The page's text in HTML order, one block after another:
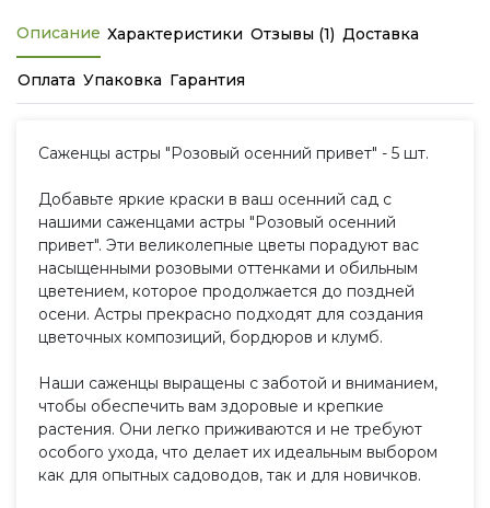
Описание Характеристики Отзывы (1) Доставка
Оплата Упаковка Гарантия
Саженцы астры "Розовый осенний привет" - 5 шт.
Добавьте яркие краски в ваш осенний сад с
нашими саженцами астры "Розовый осенний
привет". Эти великолепные цветы порадуют вас
насыщенными розовыми оттенками и обильным
цветением, которое продолжается до поздней
осени. Астры прекрасно подходят для создания
цветочных композиций, бордюров и клумб.
Наши саженцы выращены с заботой и вниманием,
чтобы обеспечить вам здоровые и крепкие
растения. Они легко приживаются и не требуют
особого ухода, что делает их идеальным выбором
как для опытных садоводов, так и для новичков.